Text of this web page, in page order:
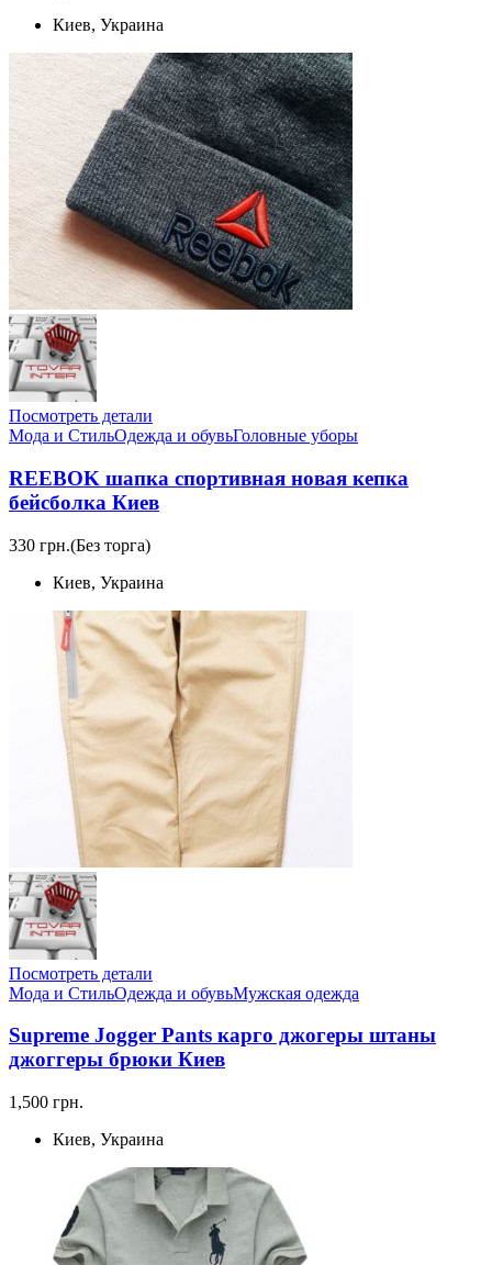
Киев, Украина
Посмотреть детали
Мода и СтильОдежда и обувьГоловные уборы
REEBOK шапка спортивная новая кепка
бейсболка Киев
330 грн.(Без торга)
Киев, Украина
Посмотреть детали
Мода и СтильОдежда и обувьМужская одежда
Supreme Jogger Pants карго джогеры штаны
джоггеры брюки Киев
1,500 грн.
Киев, Украина